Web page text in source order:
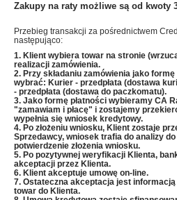
Zakupy na raty możliwe są od kwoty
Przebieg transakcji za pośrednictwem
następująco:
1. Klient wybiera towar na stronie
realizacji zamówienia.
2. Przy składaniu zamówienia jako
wybrać: Kurier - przedpłata (dostawa
- przedpłata (dostawa do paczkomatu).
3. Jako formę płatności wybieramy CA
"zamawiam i płacę" i zostajemy
wypełnia się wniosek kredytowy.
4. Po złożeniu wniosku, Klient zostaje
Sprzedawcy, wniosek trafia do analizy
potwierdzenie złożenia wniosku.
5. Po pozytywnej weryfikacji Klienta,
akceptacji przez Klienta.
6. Klient akceptuje umowę on-line.
7. Ostateczna akceptacja jest
towar do Klienta.